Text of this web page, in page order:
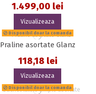
1.499,00 lei
Vizualizeaza
Disponibil doar la comanda
Praline asortate Glanz
118,18 lei
Vizualizeaza
Disponibil doar la comanda